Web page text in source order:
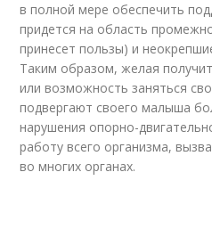
в полной мере обеспечить
придется на область
принесет пользы) и
Таким образом, желая
или возможность заняться
подвергают своего малыша
нарушения опорно-
работу всего организма,
во многих органах.